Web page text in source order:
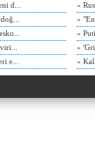
d...
e...
»
»
»
»
»